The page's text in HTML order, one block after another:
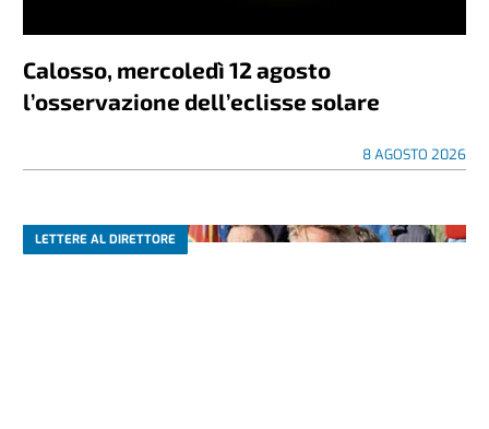
Calosso, mercoledì 12 agosto
l’osservazione dell’eclisse solare
8 AGOSTO 2026
LETTERE AL DIRETTORE